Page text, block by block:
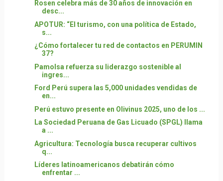
Rosen celebra más de 30 años de innovación en
desc...
APOTUR: “El turismo, con una política de Estado,
s...
¿Cómo fortalecer tu red de contactos en PERUMIN
37?
Pamolsa refuerza su liderazgo sostenible al
ingres...
Ford Perú supera las 5,000 unidades vendidas de
en...
Perú estuvo presente en Olivinus 2025, uno de los ...
La Sociedad Peruana de Gas Licuado (SPGL) llama
a ...
Agricultura: Tecnología busca recuperar cultivos
q...
Líderes latinoamericanos debatirán cómo
enfrentar ...